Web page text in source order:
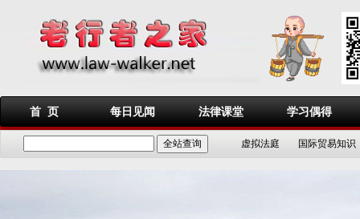
首 页 每日见闻 法律课堂 学习偶得
虚拟法庭 国际贸易知识